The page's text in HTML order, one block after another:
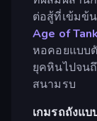
ต่อสู้ที่เข้มข้
Age of
หอคอยแบบ
ยุคหินไปจน
สนามรบ
เกมรถถังแ